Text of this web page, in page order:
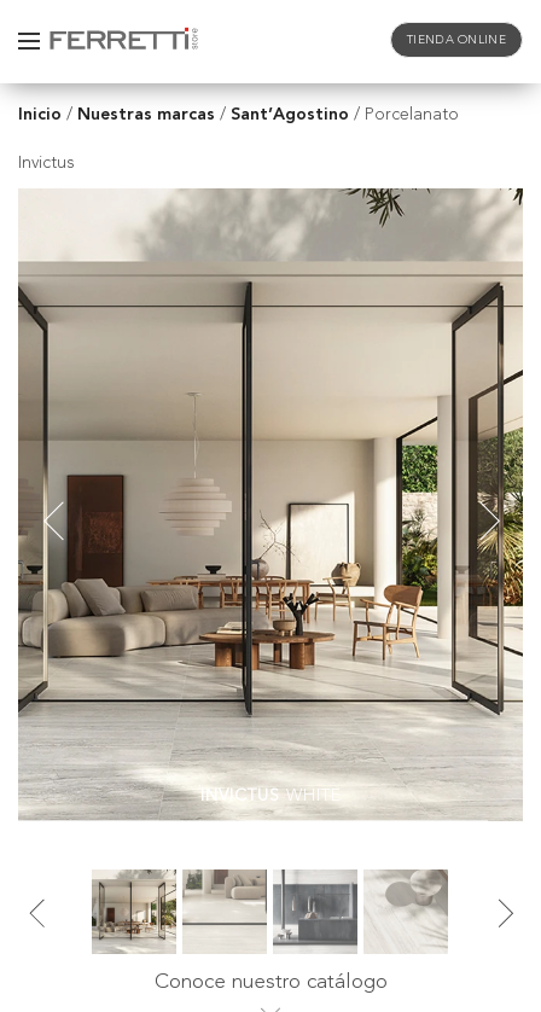
TIENDA ONLINE
Inicio / Nuestras marcas / Sant’Agostino / Porcelanato
Invictus
INVICTUS WHITE
Conoce nuestro catálogo